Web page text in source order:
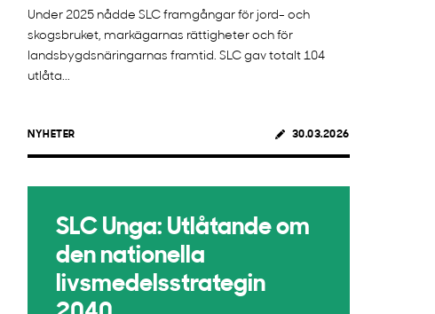
Under 2025 nådde SLC framgångar för jord- och
skogsbruket, markägarnas rättigheter och för
landsbygdsnäringarnas framtid. SLC gav totalt 104
utlåta...
NYHETER 30.03.2026
SLC Unga: Utlåtande om
den nationella
livsmedelsstrategin